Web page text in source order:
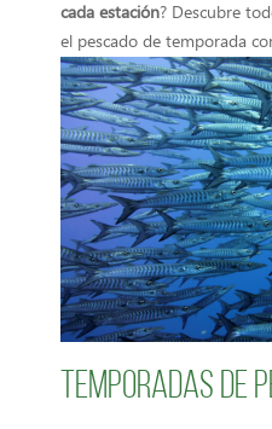
cada estación? Descubre
el pescado de temporada
Temporadas de